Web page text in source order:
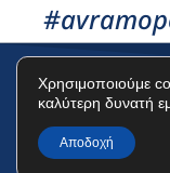
Όροι Χρήσης
Χρησιμοποιούμε
καλύτερη δυνατή
Αποδοχή